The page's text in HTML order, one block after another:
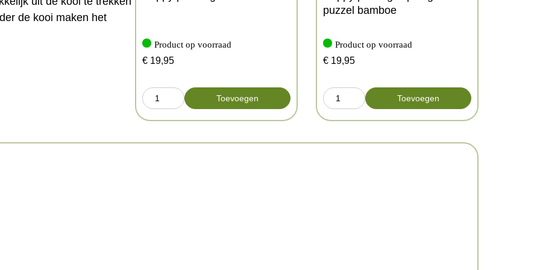
de kooi maken het
Product op voorraad
€ 19,95
Toevoegen
puzzel bamboe
Product op voorraad
€ 19,95
Toevoegen